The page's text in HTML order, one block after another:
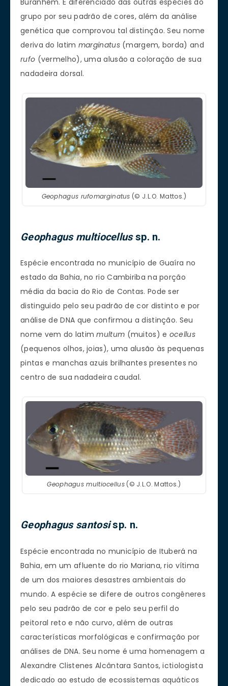
grupo por seu padrão de cores, além da análise
genética que comprovou tal distinção. Seu nome
deriva do latim marginatus(margem, borda) and
rufo (vermelho), uma alusão a coloração de sua
nadadeira dorsal.
Geophagus rufomarginatus (© J.L.O. Mattos.)
Geophagus multiocellus sp. n.
Espécie encontrada no município de Guaíra no
estado da Bahia, no rio Cambiriba na porção
média da bacia do Rio de Contas. Pode ser
distinguido pelo seu padrão de cor distinto e por
análise de DNA que confirmou a distinção. Seu
nome vem do latimmultum (muitos) e ocellus
(pequenos olhos, joias), uma alusão às pequenas
pintas e manchas azuis brilhantes presentes no
centro de sua nadadeira caudal.
Geophagus multiocellus(© J.L.O. Mattos.)
Geophagus santosi sp. n.
Espécie encontrada no município de Ituberá na
Bahia, em um afluente do rio Mariana, rio vítima
de um dos maiores desastres ambientais do
mundo. A espécie se difere de outros congêneres
pelo seu padrão de cor e pelo seu perfil do
peitoral reto e não curvo, além de outras
características morfológicas e confirmação por
análises de DNA. Seu nome é uma homenagem a
Alexandre Clistenes Alcântara Santos, ictiologista
dedicado ao estudo de ecossistemas aquáticos